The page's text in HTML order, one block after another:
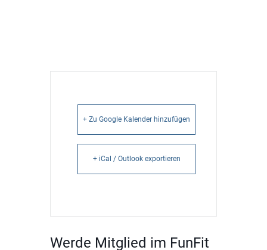
+ Zu Google Kalender hinzufügen
+ iCal / Outlook exportieren
Werde Mitglied im FunFit